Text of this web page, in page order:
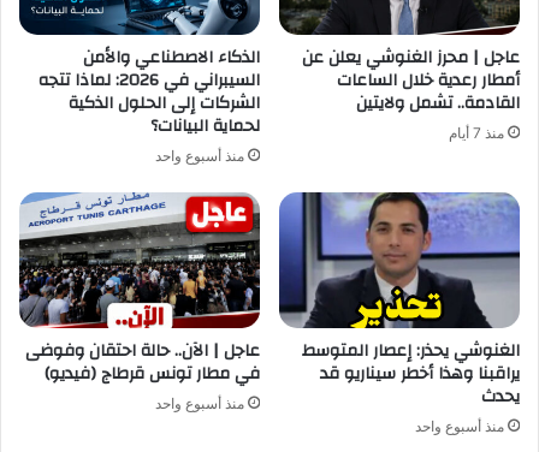
عاجل | محرز الغنوشي يعلن عن
أمطار رعدية خلال الساعات
القادمة.. تشمل ولايتين
منذ 7 أيام
الذكاء الاصطناعي والأمن
السيبراني في 2026: لماذا تتجه
الشركات إلى الحلول الذكية
لحماية البيانات؟
منذ أسبوع واحد
الغنوشي يحذر: إعصار المتوسط
يراقبنا وهذا أخطر سيناريو قد
يحدث
منذ أسبوع واحد
عاجل | الآن.. حالة احتقان وفوضى
في مطار تونس قرطاج (فيديو)
منذ أسبوع واحد